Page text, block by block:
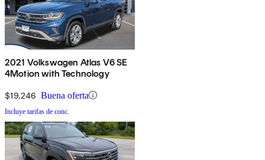
2021 Volkswagen Atlas V6 SE
4Motion with Technology
$19,246 Buena oferta
Incluye tarifas de conc.